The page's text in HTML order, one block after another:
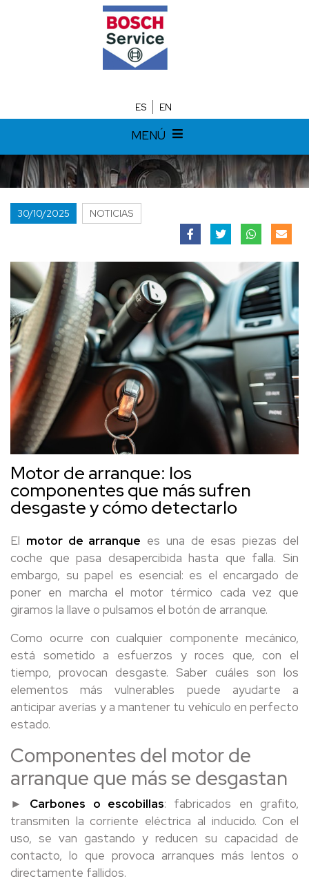
ES EN
MENÚ
30/10/2025 NOTICIAS
Motor de arranque: los
componentes que más sufren
desgaste y cómo detectarlo
El motor de arranque es una de esas piezas del
coche que pasa desapercibida hasta que falla. Sin
embargo, su papel es esencial: es el encargado de
poner en marcha el motor térmico cada vez que
giramos la llave o pulsamos el botón de arranque.
Como ocurre con cualquier componente mecánico,
está sometido a esfuerzos y roces que, con el
tiempo, provocan desgaste. Saber cuáles son los
elementos más vulnerables puede ayudarte a
anticipar averías y a mantener tu vehículo en perfecto
estado.
Componentes del motor de
arranque que más se desgastan
► Carbones o escobillas: fabricados en grafito,
transmiten la corriente eléctrica al inducido. Con el
uso, se van gastando y reducen su capacidad de
contacto, lo que provoca arranques más lentos o
directamente fallidos.